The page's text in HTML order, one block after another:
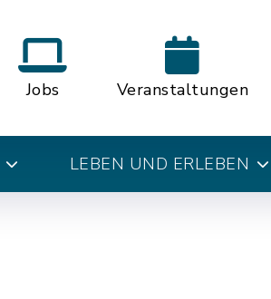
Jobs Veranstaltungen
LEBEN UND ERLEBEN